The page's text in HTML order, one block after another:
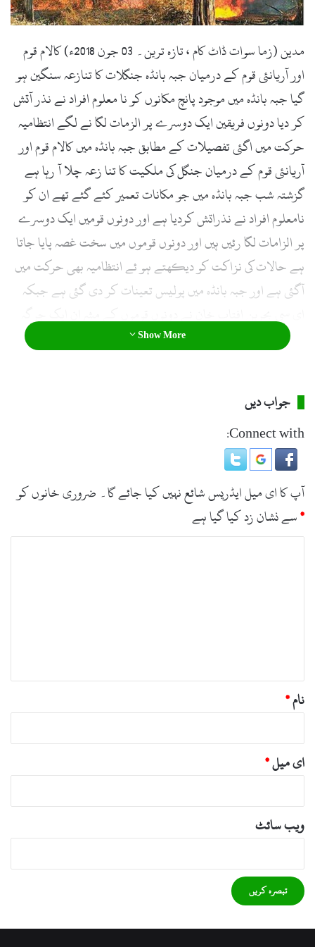
l
مدین (زما سوات ڈاٹ کام ، تازہ ترین۔ 03 جون 2018ء) کالام قوم
اور آریانئی قوم کے درمیان جبہ بانڈہ جنگلات کا تنازعہ سنگین ہو
گیا جبہ بانڈہ میں موجود پانچ مکانوں کو نا معلوم افراد نے نذر آتش
کر دیا دونوں فریقین ایک دوسرے پر الزمات لگا نے لگے انتظامیہ
حرکت میں اگئی تفصیلات کے مطابق جبہ بانڈہ میں کالام قوم اور
آریانئی قوم کے درمیان جنگل کی ملکیت کا تنا زعہ چلا آ رہا ہے
گزشتہ شب جبہ بانڈہ میں جو مکانات تعمیر کئے گئے تھے ان کو
نامعلوم افراد نے نذراتش کردیا ہے اور دونوں قومیں ایک دوسرے
پر الزامات لگا رئیں ہیں اور دونوں قوموں میں سخت غصہ پایا جاتا
ہے حالات کی نزاکت کو دیکھتے ہو ئے انتظامیہ بھی حرکت میں
آگئی ہے اور جبہ بانڈہ میں پولیس تعینات کر دی گئی ہے جبکہ
بھی بلایا ہے جس میں اس سنگین مسلے کو حل کرنے کے لئے
Show More
جواب دیں
Connect with:
آپ کا ای میل ایڈریس شائع نہیں کیا جائے گا۔ ضروری خانوں کو
*سے نشان زد کیا گیا ہے
نام*
ای میل*
ویب‌ سائٹ